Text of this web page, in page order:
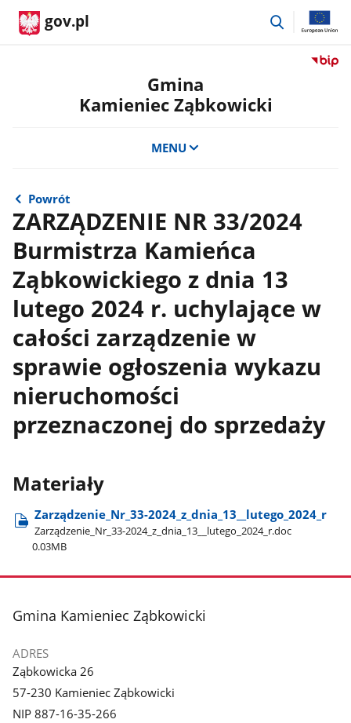
gov.pl
przejdź
Przejdź
Gmina
Kamieniec Ząbkowicki
MENU
Powrót
ZARZĄDZENIE NR 33/2024
Burmistrza Kamieńca
Ząbkowickiego z dnia 13
lutego 2024 r. uchylające w
całości zarządzenie w
sprawie ogłoszenia wykazu
nieruchomości
przeznaczonej do sprzedaży
Materiały
Zarządzenie​_Nr​_33-2024​_z​_dnia​_13​_​_lutego​_2024​_r
Zarządzenie​_Nr​_33-2024​_z​_dnia​_13​_​_lutego​_2024​_r.doc
0.03MB
stopka
Gmina Kamieniec Ząbkowicki
ADRES
Ząbkowicka 26
57-230 Kamieniec Ząbkowicki
NIP 887-16-35-266